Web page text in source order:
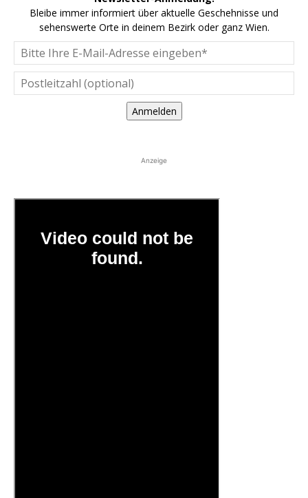
Bleibe immer informiert über aktuelle Geschehnisse und
sehenswerte Orte in deinem Bezirk oder ganz Wien.
Anmelden
Anzeige